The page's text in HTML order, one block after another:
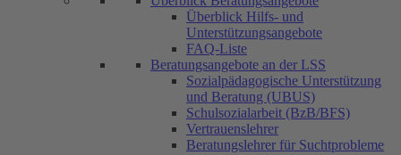
Überblick Hilfs- und
Unterstützungsangebote
FAQ-Liste
Beratungsangebote an der LSS
Sozialpädagogische Unterstützung
und Beratung (UBUS)
Schulsozialarbeit (BzB/BFS)
Vertrauenslehrer
Beratungslehrer für Suchtprobleme